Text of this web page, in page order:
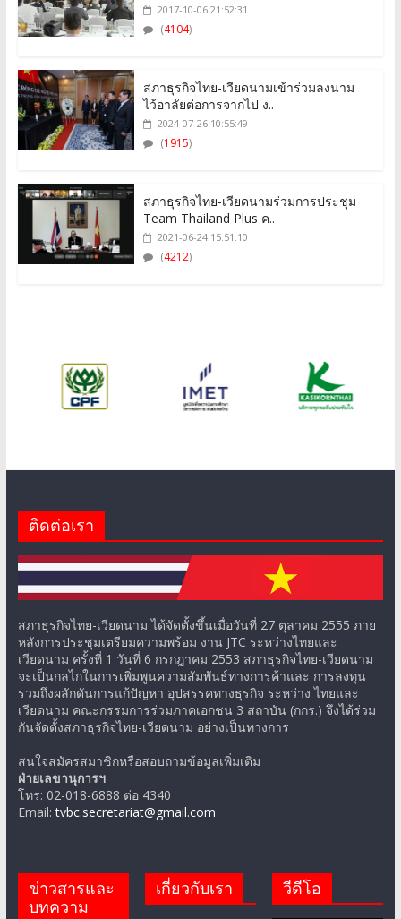
2017-10-06 21:52:31
(4104)
สภาธุรกิจไทย-เวียดนามเข้าร่วมลงนาม
ไว้อาลัยต่อการจากไป ง..
2024-07-26 10:55:49
(1915)
สภาธุรกิจไทย-เวียดนามร่วมการประชุม
Team Thailand Plus ค..
2021-06-24 15:51:10
(4212)
ติดต่อเรา
สภาธุรกิจไทย-เวียดนาม ได้จัดตั้งขึ้นเมื่อวันที่ 27 ตุลาคม 2555 ภาย
หลังการประชุมเตรียมความพร้อม งาน JTC ระหว่างไทยและ
เวียดนาม ครั้งที่ 1 วันที่ 6 กรกฎาคม 2553 สภาธุรกิจไทย-เวียดนาม
จะเป็นกลไกในการเพิ่มพูนความสัมพันธ์ทางการค้าและ การลงทุน
รวมถึงผลักดันการแก้ปัญหา อุปสรรคทางธุรกิจ ระหว่าง ไทยและ
เวียดนาม คณะกรรมการร่วมภาคเอกชน 3 สถาบัน (กกร.) จึงได้ร่วม
กันจัดตั้งสภาธุรกิจไทย-เวียดนาม อย่างเป็นทางการ
สนใจสมัครสมาชิกหรือสอบถามข้อมูลเพิ่มเติม
ฝ่ายเลขานุการฯ
โทร: 02-018-6888 ต่อ 4340
Email:tvbc.secretariat@gmail.com
ข่าวสารและ
บทความ
เกี่ยวกับเรา วีดีโอ